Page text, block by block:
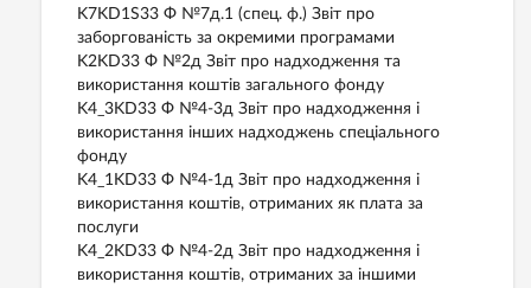
K7KD1S33 Ф №7д.1 (спец. ф.) Звіт про
заборгованість за окремими програмами
K2KD33 Ф №2д Звіт про надходження та
використання коштів загального фонду
K4_3KD33 Ф №4-3д Звіт про надходження і
використання інших надходжень спеціального
фонду
K4_1KD33 Ф №4-1д Звіт про надходження і
використання коштів, отриманих як плата за
послуги
K4_2KD33 Ф №4-2д Звіт про надходження і
використання коштів, отриманих за іншими